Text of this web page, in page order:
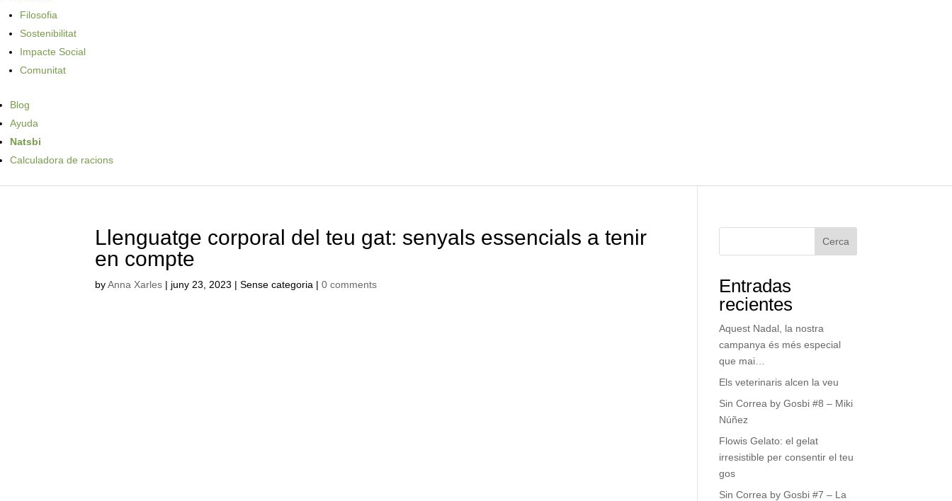
Filosofia
Sostenibilitat
Impacte Social
Comunitat
Blog
Ayuda
Natsbi
Calculadora de racions
Llenguatge corporal del teu gat: senyals essencials a tenir
en compte
byAnna Xarles | juny 23, 2023 | Sense categoria |0 comments
Cerca
Entradas
recientes
Aquest Nadal, la nostra
campanya és més especial
que mai…
Els veterinaris alcen la veu
Sin Correa by Gosbi #8 – Miki
Núñez
Flowis Gelato: el gelat
irresistible per consentir el teu
gos
Sin Correa by Gosbi #7 – La